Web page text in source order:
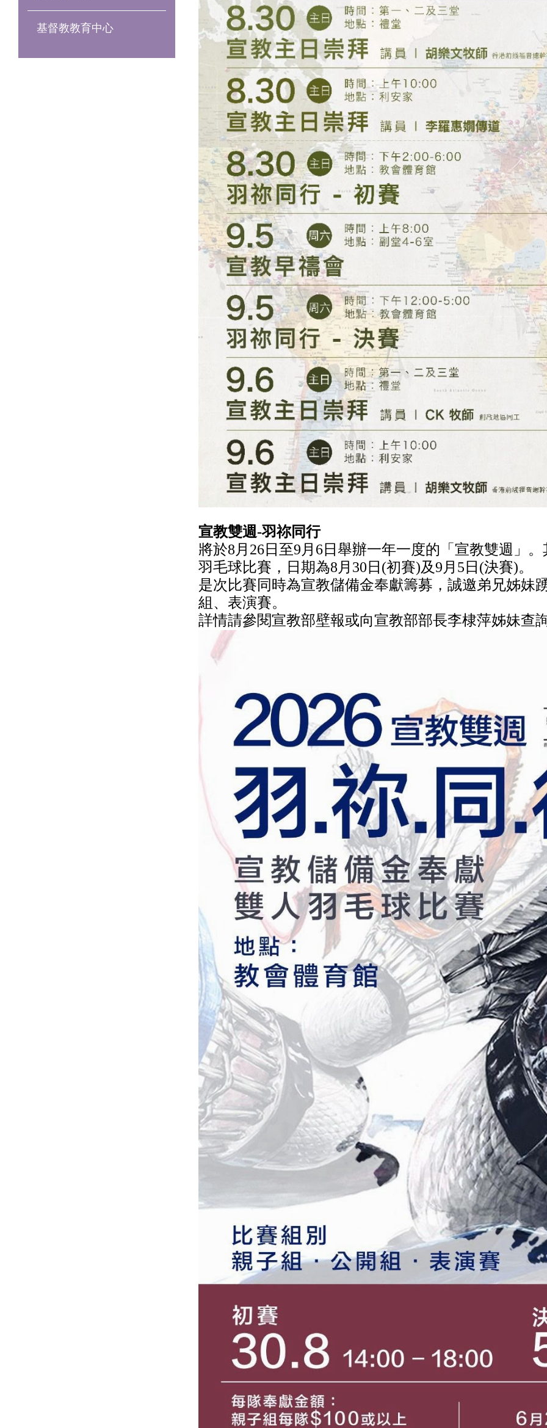
宣教雙週-羽祢同行
將於8月26日至9月6日舉辦一年一度的「宣教雙週」
羽毛球比賽，日期為8月30日(初賽)及9月5日(決賽)。
是次比賽同時為宣教儲備金奉獻籌募，誠邀弟兄姊妹
組、表演賽。
詳情請參閱宣教部壁報或向宣教部部長李棣萍姊妹查
基督教教育中心